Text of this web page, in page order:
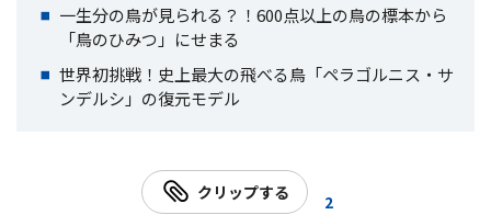
一生分の鳥が見られる？！600点以上の鳥の標本から
「鳥のひみつ」にせまる
世界初挑戦！史上最大の飛べる鳥「ペラゴルニス・サ
ンデルシ」の復元モデル
クリップする 2